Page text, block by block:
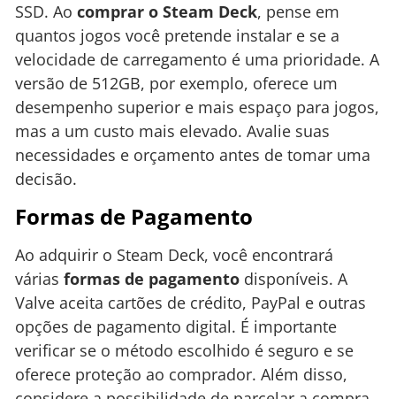
SSD. Ao comprar o Steam Deck, pense em
quantos jogos você pretende instalar e se a
velocidade de carregamento é uma prioridade. A
versão de 512GB, por exemplo, oferece um
desempenho superior e mais espaço para jogos,
mas a um custo mais elevado. Avalie suas
necessidades e orçamento antes de tomar uma
decisão.
Formas de Pagamento
Ao adquirir o Steam Deck, você encontrará
várias formas de pagamento disponíveis. A
Valve aceita cartões de crédito, PayPal e outras
opções de pagamento digital. É importante
verificar se o método escolhido é seguro e se
oferece proteção ao comprador. Além disso,